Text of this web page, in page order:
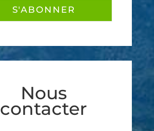
S'ABONNER
Nous
contacter